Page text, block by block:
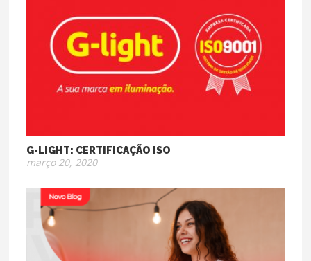
G-LIGHT: CERTIFICAÇÃO ISO
março 20, 2020